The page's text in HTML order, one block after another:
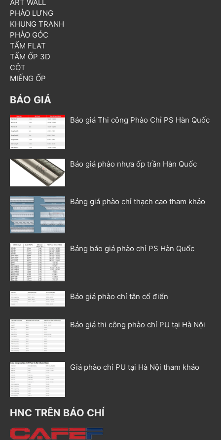
ART WALL
PHÀO LƯNG
KHUNG TRANH
PHÀO GÓC
TẤM FLAT
TẤM ỐP 3D
CỘT
MIẾNG ỐP
BÁO GIÁ
Báo giá Thi công Phào Chỉ PS Hàn Quốc
Báo giá phào nhựa ốp trần Hàn Quốc
Bảng giá phào chỉ thạch cao tham khảo
Bảng báo giá phào chỉ PS Hàn Quốc
Báo giá phào chỉ tân cổ điển
Báo giá thi công phào chỉ PU tại Hà Nội
Giá phào chỉ PU tại Hà Nội tham khảo
HNC TRÊN BÁO CHÍ